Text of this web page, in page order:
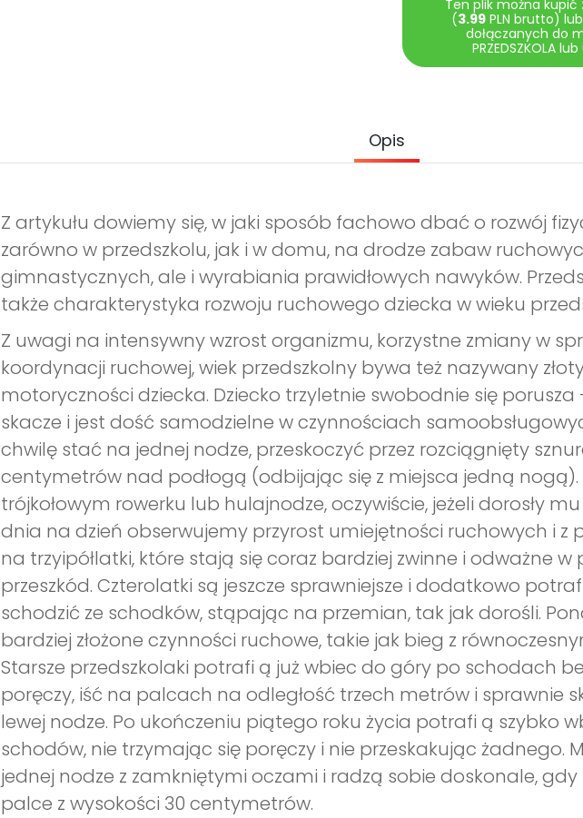
Ten plik można
(3.99PLN brutto)
dołączanych do
PRZEDSZKOLA
Opis
Z artykułu dowiemy się, w jaki sposób fachowo dbać o rozwój
zarówno w przedszkolu, jak i w domu, na drodze zabaw
gimnastycznych, ale i wyrabiania prawidłowych nawyków.
także charakterystyka rozwoju ruchowego dziecka w wieku
Z uwagi na intensywny wzrost organizmu, korzystne zmiany w
koordynacji ruchowej, wiek przedszkolny bywa też nazywany
motoryczności dziecka. Dziecko trzyletnie swobodnie się porusza
skacze i jest dość samodzielne w czynnościach
chwilę stać na jednej nodze, przeskoczyć przez rozciągnięty
centymetrów nad podłogą (odbijając się z miejsca jedną nogą).
trójkołowym rowerku lub hulajnodze, oczywiście, jeżeli dorosły
dnia na dzień obserwujemy przyrost umiejętności ruchowych i z
na trzyipółlatki, które stają się coraz bardziej zwinne i odważne w
przeszkód. Czterolatki są jeszcze sprawniejsze i dodatkowo
schodzić ze schodków, stąpając na przemian, tak jak dorośli.
bardziej złożone czynności ruchowe, takie jak bieg z
Starsze przedszkolaki potrafi ą już wbiec do góry po schodach
poręczy, iść na palcach na odległość trzech metrów i sprawnie
lewej nodze. Po ukończeniu piątego roku życia potrafi ą szybko
schodów, nie trzymając się poręczy i nie przeskakując żadnego.
jednej nodze z zamkniętymi oczami i radzą sobie doskonale,
palce z wysokości 30 centymetrów.